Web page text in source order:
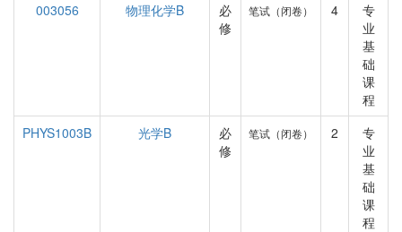
003056
物理化学B
必
修
笔试（闭卷） 4
专
业
基
础
课
程
PHYS1003B
光学B
必
修
笔试（闭卷） 2
专
业
基
础
课
程